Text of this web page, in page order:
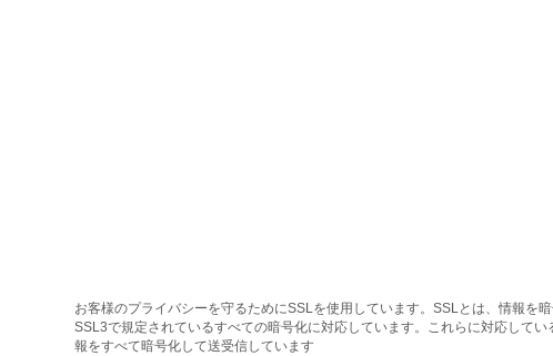
お客様のプライバシーを守るためにSSLを使用しています。SSLとは、情報を
SSL3で規定されているすべての暗号化に対応しています。これらに対応して
報をすべて暗号化して送受信しています